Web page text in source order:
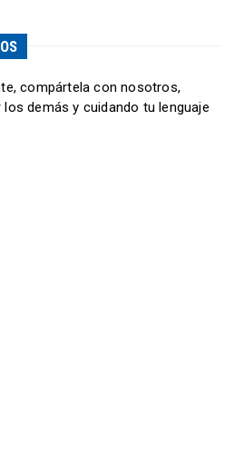
compártela con nosotros,
demás y cuidando tu lenguaje